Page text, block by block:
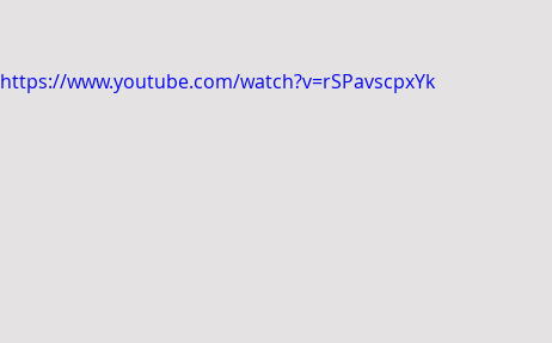
https://www.youtube.com/watch?v=rSPavscpxYk